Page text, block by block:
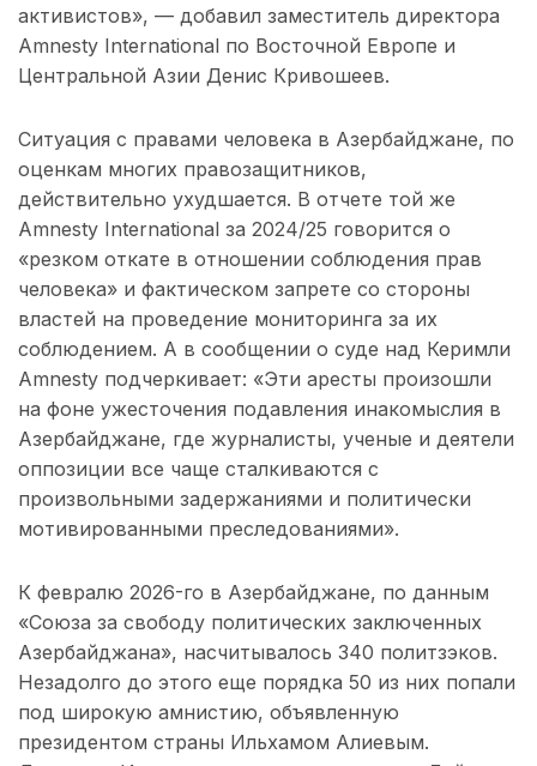
активистов», — добавил заместитель директора
Amnesty International по Восточной Европе и
Центральной Азии Денис Кривошеев.
Ситуация с правами человека в Азербайджане, по
оценкам многих правозащитников,
действительно ухудшается. В отчете той же
Amnesty International за 2024/25 говорится о
«резком откате в отношении соблюдения прав
человека» и фактическом запрете со стороны
властей на проведение мониторинга за их
соблюдением. А в сообщении о суде над Керимли
Amnesty подчеркивает: «Эти аресты произошли
на фоне ужесточения подавления инакомыслия в
Азербайджане, где журналисты, ученые и деятели
оппозиции все чаще сталкиваются с
произвольными задержаниями и политически
мотивированными преследованиями».
К февралю 2026-го в Азербайджане, по данным
«Союза за свободу политических заключенных
Азербайджана», насчитывалось 340 политзэков.
Незадолго до этого еще порядка 50 из них попали
под широкую амнистию, объявленную
президентом страны Ильхамом Алиевым.